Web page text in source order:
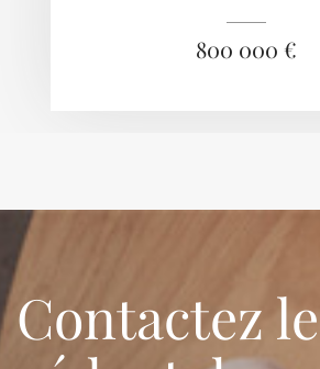
800 000 €
Contactez le